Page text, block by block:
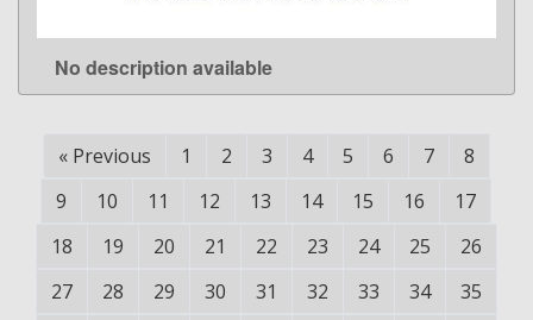
LEARN MORE
No description available
« Previous 1 2 3 4 5 6 7
8
9
10 11 12 13 14 15 16
17
18
19 20 21 22 23 24 25
26
27
28 29 30 31 32 33 34
35